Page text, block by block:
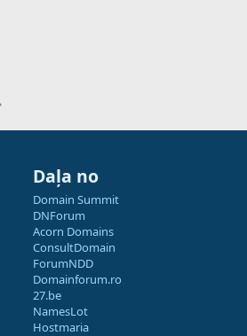
Daļa no
Domain Summit
DNForum
Acorn Domains
ConsultDomain
ForumNDD
Domainforum.ro
27.be
NamesLot
Hostmaria